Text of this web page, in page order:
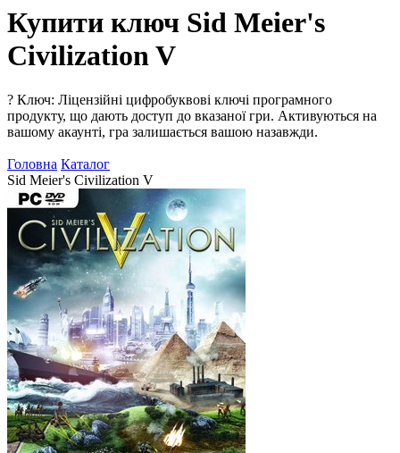
Купити ключ Sid Meier's
Civilization V
? Ключ: Ліцензійні цифробуквові ключі програмного
продукту, що дають доступ до вказаної гри. Активуються на
вашому акаунті, гра залишається вашою назавжди.
Головна Каталог
Sid Meier's Civilization V